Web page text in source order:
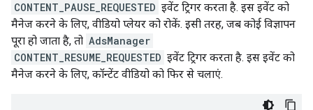
CONTENT_PAUSE_REQUESTED इवेंट ट्रिगर करता है. इस इवेंट को
मैनेज करने के लिए, वीडियो प्लेयर को रोकें. इसी तरह, जब कोई विज्ञापन
पूरा हो जाता है, तो AdsManager
CONTENT_RESUME_REQUESTED इवेंट ट्रिगर करता है. इस इवेंट को
मैनेज करने के लिए, कॉन्टेंट वीडियो को फिर से चलाएं.